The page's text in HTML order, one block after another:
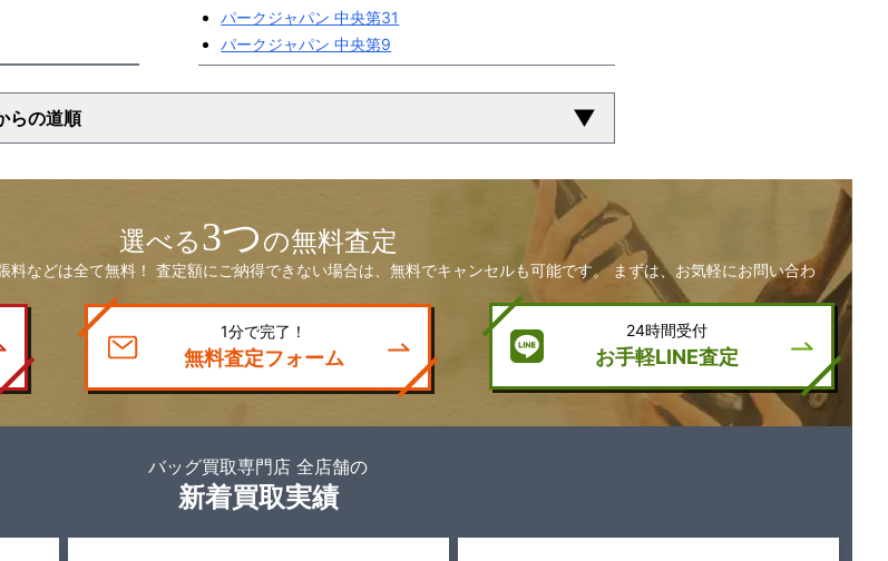
パークジャパン 中央第31
パークジャパン 中央第9
らの道順 ▼
選べる3つの無料査定
料などは全て無料！ 査定額にご納得できない場合は、無料でキャンセルも可能です。 まずは、お気軽にお問い合わ
1分で完了！
無料査定フォーム
24時間受付
お手軽LINE査定
バッグ買取専門店 全店舗の
新着買取実績